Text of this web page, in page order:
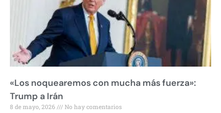
«Los noquearemos con mucha más fuerza»:
Trump a Irán
8 de mayo, 2026 No hay comentarios